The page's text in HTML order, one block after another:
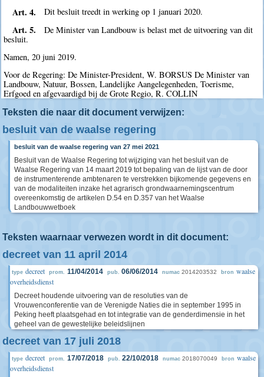
Art. 4. Dit besluit treedt in werking op 1 januari 2020.
Art. 5.
De Minister van Landbouw is belast met de uitvoering van dit
besluit.
Namen, 20 juni 2019.
Voor de Regering: De Minister-President, W. BORSUS De Minister van
Landbouw, Natuur, Bossen, Landelijke Aangelegenheden, Toerisme,
Erfgoed en afgevaardigd bij de Grote Regio, R. COLLIN
Teksten die naar dit document verwijzen:
besluit van de waalse regering
besluit van de waalse regering van 27 mei 2021
Besluit van de Waalse Regering tot wijziging van het besluit van de
Waalse Regering van 14 maart 2019 tot bepaling van de lijst van de door
de instrumenterende ambtenaren te verstrekken bijkomende gegevens en
van de modaliteiten inzake het agrarisch grondwaarnemingscentrum
overeenkomstig de artikelen D.54 en D.357 van het Waalse
Landbouwwetboek
Teksten waarnaar verwezen wordt in dit document:
decreet van 11 april 2014
type decreet prom. 11/04/2014 pub. 06/06/2014 numac 2014203532 bron waalse
overheidsdienst
Decreet houdende uitvoering van de resoluties van de
Vrouwenconferentie van de Verenigde Naties die in september 1995 in
Peking heeft plaatsgehad en tot integratie van de genderdimensie in het
geheel van de gewestelijke beleidslijnen
decreet van 17 juli 2018
type decreet prom. 17/07/2018 pub. 22/10/2018 numac 2018070049 bron waalse
overheidsdienst